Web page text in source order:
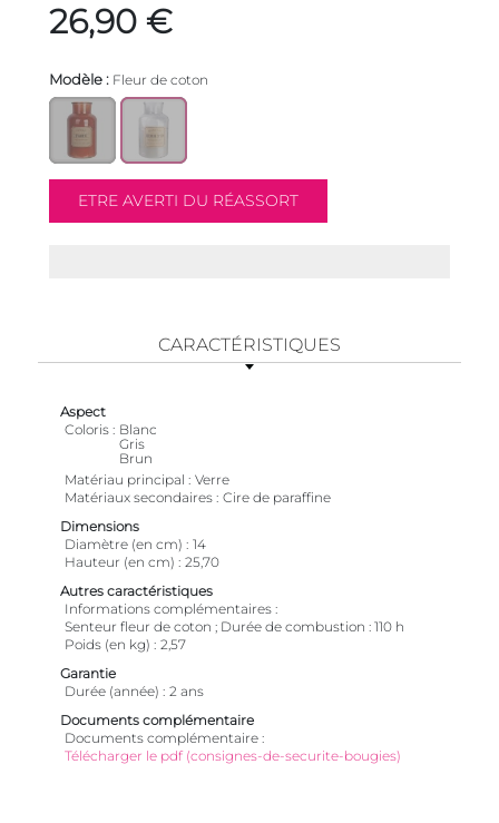
26,90 €
Modèle : Fleur de coton
CARACTÉRISTIQUES
Aspect
Coloris
Blanc
Gris
Brun
Matériau principal
Verre
Matériaux secondaires Cire de paraffine
Dimensions
Diamètre (en cm)
14
Hauteur (en cm)
25,70
Autres caractéristiques
Informations complémentaires
Senteur fleur de coton ; Durée de combustion : 110 h
Poids (en kg)
2,57
Garantie
Durée (année)
2 ans
Documents complémentaire
Documents complémentaire
Télécharger le pdf (consignes-de-securite-bougies)